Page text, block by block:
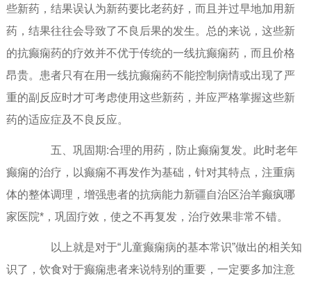
些新药，结果误认为新药要比老药好，而且并过早地加用新
药，结果往往会导致了不良后果的发生。总的来说，这些新
的抗癫痫药的疗效并不优于传统的一线抗癫痫药，而且价格
昂贵。患者只有在用一线抗癫痫药不能控制病情或出现了严
重的副反应时才可考虑使用这些新药，并应严格掌握这些新
药的适应症及不良反应。
五、巩固期:合理的用药，防止癫痫复发。此时老年
癫痫的治疗，以癫痫不再发作为基础，针对其特点，注重病
体的整体调理，增强患者的抗病能力新疆自治区治羊癫疯哪
家医院*，巩固疗效，使之不再复发，治疗效果非常不错。
以上就是对于“儿童癫痫病的基本常识”做出的相关知
识了，饮食对于癫痫患者来说特别的重要，一定要多加注意